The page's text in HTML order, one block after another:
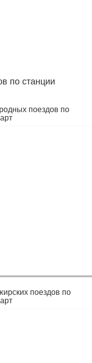
по станции
поездов по
поездов по